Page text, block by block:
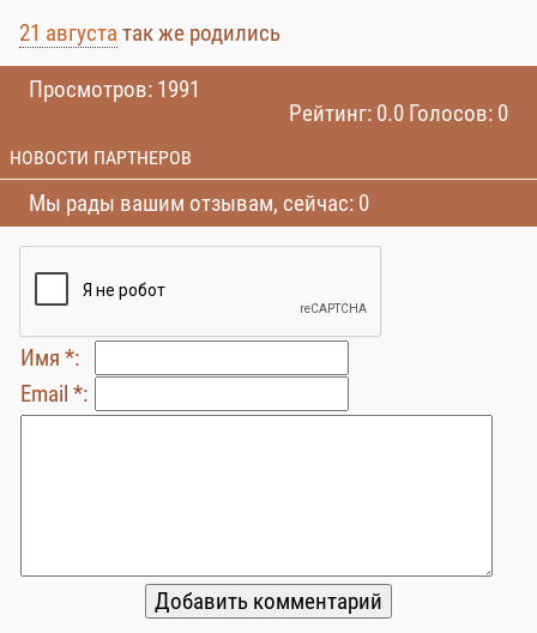
21 августа так же родились
Просмотров: 1991
Рейтинг: 0.0 Голосов: 0
НОВОСТИ ПАРТНЕРОВ
Мы рады вашим отзывам, сейчас: 0
Имя *:
Email *: